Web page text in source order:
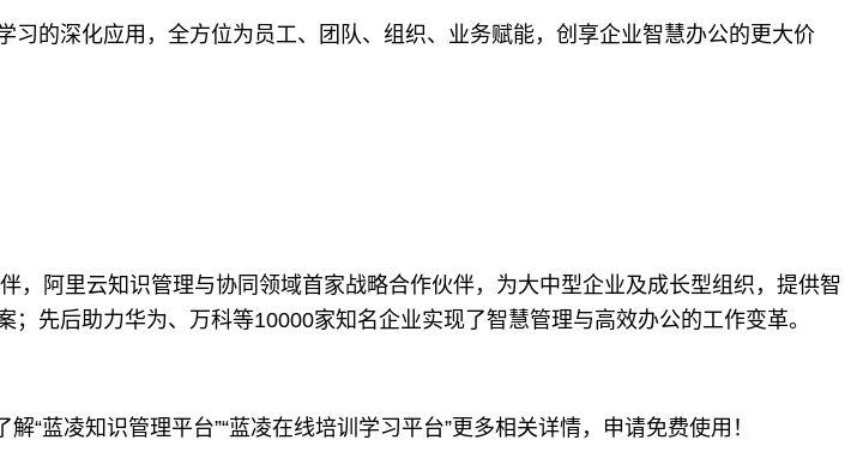
的深化应用，全方位为员工、团队、组织、业务赋能，创享企业智慧办公的更大价
阿里云知识管理与协同领域首家战略合作伙伴，为大中型企业及成长型组织，提供智
先后助力华为、万科等10000家知名企业实现了智慧管理与高效办公的工作变革。
“蓝凌知识管理平台”“蓝凌在线培训学习平台”更多相关详情，申请免费使用！